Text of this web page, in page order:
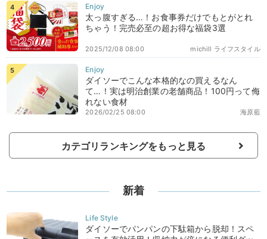
太っ腹すぎる…！お食事券だけでもとがとれ
ちゃう！完売必至の超お得な福袋3選
michill ライフスタイル
2025/12/08 08:00
ダイソーでこんな本格的なの買えるなん
て…！実は明治創業の老舗商品！100円って侮
れない食材
海原藍
2026/02/25 08:00
カテゴリランキングをもっと見る
新着
ダイソーでパンパンの下駄箱から脱却！スペ